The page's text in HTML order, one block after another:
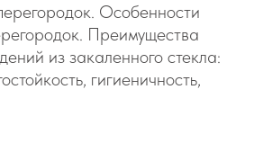
Особенности
Преимущества
из закаленного стекла:
гигиеничность,